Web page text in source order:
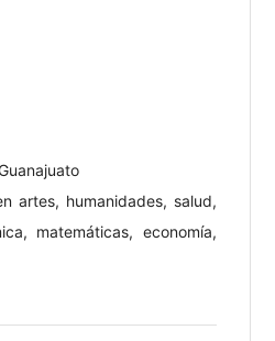
artes, humanidades, salud,
matemáticas, economía,